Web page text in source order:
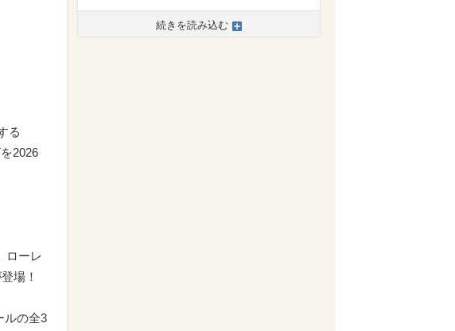
る
2026
ローレ
場！
ルの全3
続きを読み込む